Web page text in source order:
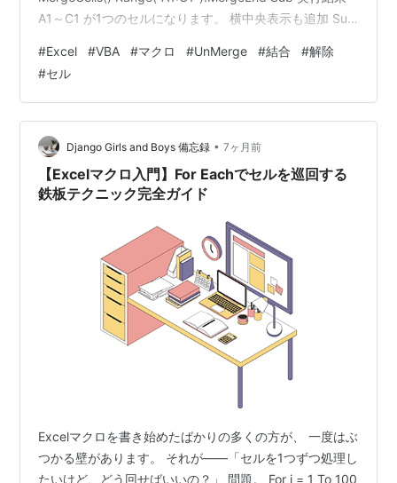
A1～C1 が1つのセルになります。 横中央表示も追加 Sub
.HorizontalAlignment = xlCenter End WithEnd Sub セル
結合を解除する方法 Sub UnMergeCells() Range("A1:C…
#Excel #VBA #マクロ #UnMerge #結合 #解除
#セル
Django Girls and Boys 備忘録 • 7ヶ月前
【Excelマクロ入門】For Eachでセルを巡回する
鉄板テクニック完全ガイド
Excelマクロを書き始めたばかりの多くの方が、 一度はぶ
つかる壁があります。 それが――「セルを1つずつ処理し
たいけど、どう回せばいいの？」 問題。 For i = 1 To 100